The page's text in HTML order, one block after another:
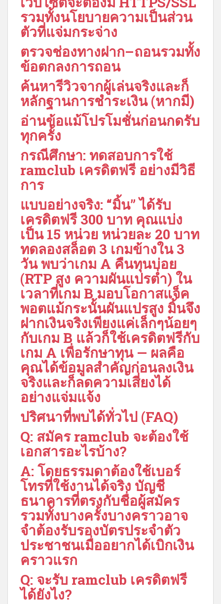
รวมทั้งนโยบายความเป็นส่วน
ตัวที่แจ่มกระจ่าง
ตรวจช่องทางฝาก–ถอนรวมทั้ง
ข้อตกลงการถอน
ค้นหารีวิวจากผู้เล่นจริงและก็
หลักฐานการชำระเงิน (หากมี)
อ่านข้อแม้โปรโมชั่นก่อนกดรับ
ทุกครั้ง
กรณีศึกษา: ทดสอบการใช้
ramclub เครดิตฟรี อย่างมีวิธี
การ
แบบอย่างจริง: “มิ้น” ได้รับ
เครดิตฟรี 300 บาท คุณแบ่ง
เป็น 15 หน่วย หน่วยละ 20 บาท
ทดลองสล็อต 3 เกมข้างใน 3
วัน พบว่าเกม A คืนทุนบ่อย
(RTP สูง ความผันแปรต่ำ) ใน
เวลาที่เกม B มอบโอกาสแจ็ค
พอตแม้กระนั้นผันแปรสูง มิ้นจึง
ฝากเงินจริงเพียงแค่เล็กๆน้อยๆ
กับเกม B แล้วก็ใช้เครดิตฟรีกับ
เกม A เพื่อรักษาทุน — ผลคือ
คุณได้ข้อมูลสำคัญก่อนลงเงิน
จริงและก็ลดความเสี่ยงได้
อย่างแจ่มแจ้ง
ปริศนาที่พบได้ทั่วไป (FAQ)
Q: สมัคร ramclub จะต้องใช้
เอกสารอะไรบ้าง?
A: โดยธรรมดาต้องใช้เบอร์
โทรที่ใช้งานได้จริง บัญชี
ธนาคารที่ตรงกับชื่อผู้สมัคร
รวมทั้งบางครั้งบางคราวอาจ
จำต้องรับรองบัตรประจำตัว
ประชาชนเมื่ออยากได้เบิกเงิน
คราวแรก
Q: จะรับ ramclub เครดิตฟรี
ได้ยังไง?